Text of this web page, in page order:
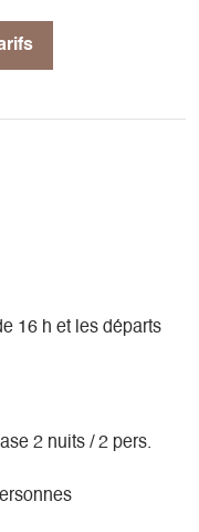
16 h et les départs
2 nuits / 2 pers.